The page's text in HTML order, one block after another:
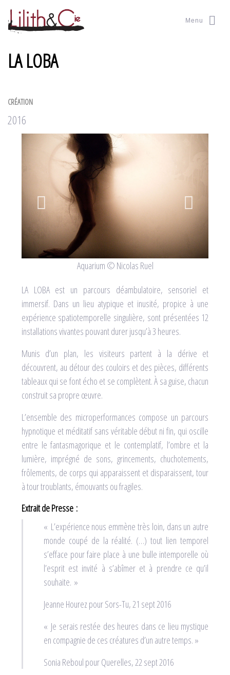
Menu
LA LOBA
CRÉATION
2016
La glace © Aurélie Pedron
LA LOBA est un parcours déambulatoire, sensoriel et
immersif. Dans un lieu atypique et inusité, propice à une
expérience spatiotemporelle singulière, sont présentées 12
installations vivantes pouvant durer jusqu’à 3 heures.
Munis d’un plan, les visiteurs partent à la dérive et
découvrent, au détour des couloirs et des pièces, différents
tableaux qui se font écho et se complètent. À sa guise, chacun
construit sa propre œuvre.
L’ensemble des microperformances compose un parcours
hypnotique et méditatif sans véritable début ni fin, qui oscille
entre le fantasmagorique et le contemplatif, l’ombre et la
lumière, imprégné de sons, grincements, chuchotements,
frôlements, de corps qui apparaissent et disparaissent, tour
à tour troublants, émouvants ou fragiles.
Extrait de Presse :
« L’expérience nous emmène très loin, dans un autre
monde coupé de la réalité. (…) tout lien temporel
s’efface pour faire place à une bulle intemporelle où
l’esprit est invité à s’abîmer et à prendre ce qu’il
souhaite. »
Jeanne Hourez pour Sors-Tu, 21 sept 2016
« Je serais restée des heures dans ce lieu mystique
en compagnie de ces créatures d’un autre temps. »
Sonia Reboul pour Querelles, 22 sept 2016